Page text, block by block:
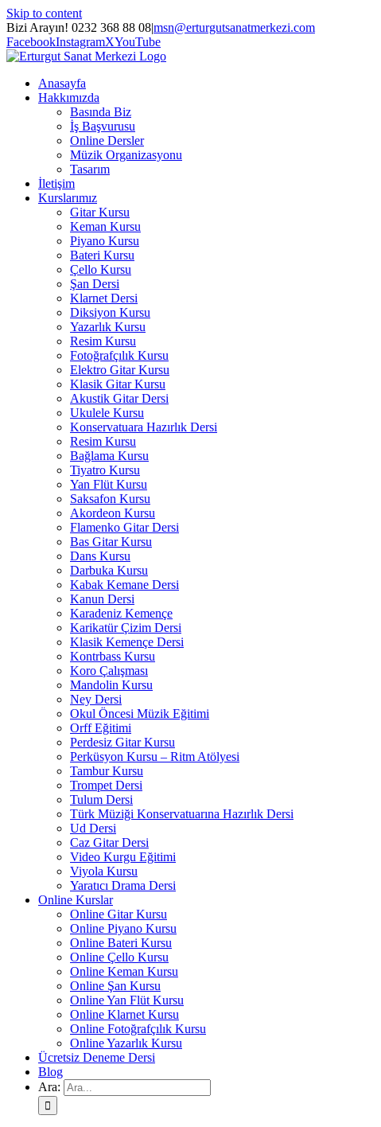
Skip to content
Bizi Arayın! 0232 368 88 08|msn@erturgutsanatmerkezi.com
FacebookInstagramXYouTube
Anasayfa
Hakkımızda
Basında Biz
İş Başvurusu
Online Dersler
Müzik Organizasyonu
Tasarım
İletişim
Kurslarımız
Gitar Kursu
Keman Kursu
Piyano Kursu
Bateri Kursu
Çello Kursu
Şan Dersi
Klarnet Dersi
Diksiyon Kursu
Yazarlık Kursu
Resim Kursu
Fotoğrafçılık Kursu
Elektro Gitar Kursu
Klasik Gitar Kursu
Akustik Gitar Dersi
Ukulele Kursu
Konservatuara Hazırlık Dersi
Resim Kursu
Bağlama Kursu
Tiyatro Kursu
Yan Flüt Kursu
Saksafon Kursu
Akordeon Kursu
Flamenko Gitar Dersi
Bas Gitar Kursu
Dans Kursu
Darbuka Kursu
Kabak Kemane Dersi
Kanun Dersi
Karadeniz Kemençe
Karikatür Çizim Dersi
Klasik Kemençe Dersi
Kontrbass Kursu
Koro Çalışması
Mandolin Kursu
Ney Dersi
Okul Öncesi Müzik Eğitimi
Orff Eğitimi
Perdesiz Gitar Kursu
Perküsyon Kursu – Ritm Atölyesi
Tambur Kursu
Trompet Dersi
Tulum Dersi
Türk Müziği Konservatuarına Hazırlık Dersi
Ud Dersi
Caz Gitar Dersi
Video Kurgu Eğitimi
Viyola Kursu
Yaratıcı Drama Dersi
Online Kurslar
Online Gitar Kursu
Online Piyano Kursu
Online Bateri Kursu
Online Çello Kursu
Online Keman Kursu
Online Şan Kursu
Online Yan Flüt Kursu
Online Klarnet Kursu
Online Fotoğrafçılık Kursu
Online Yazarlık Kursu
Ücretsiz Deneme Dersi
Blog
Ara: